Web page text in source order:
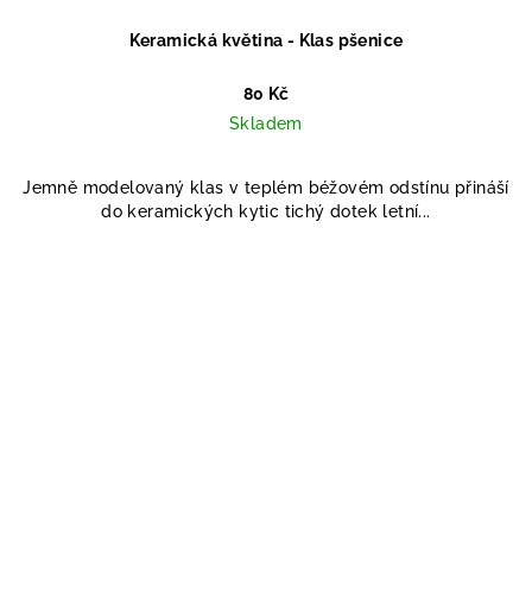
Keramická květina - Klas pšenice
80 Kč
Skladem
Jemně modelovaný klas v teplém béžovém odstínu přináší
do keramických kytic tichý dotek letní...